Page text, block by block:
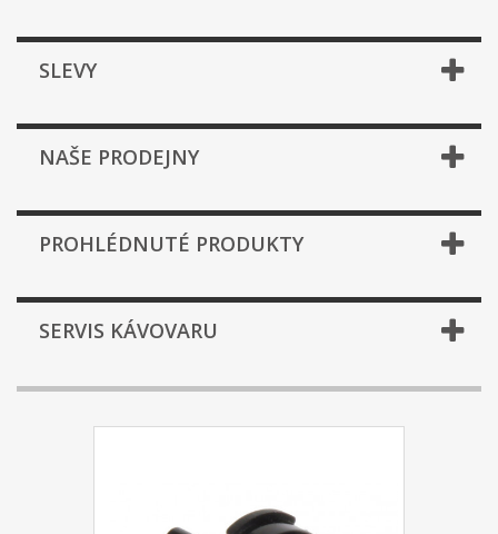
SLEVY
NAŠE PRODEJNY
PROHLÉDNUTÉ PRODUKTY
SERVIS KÁVOVARU